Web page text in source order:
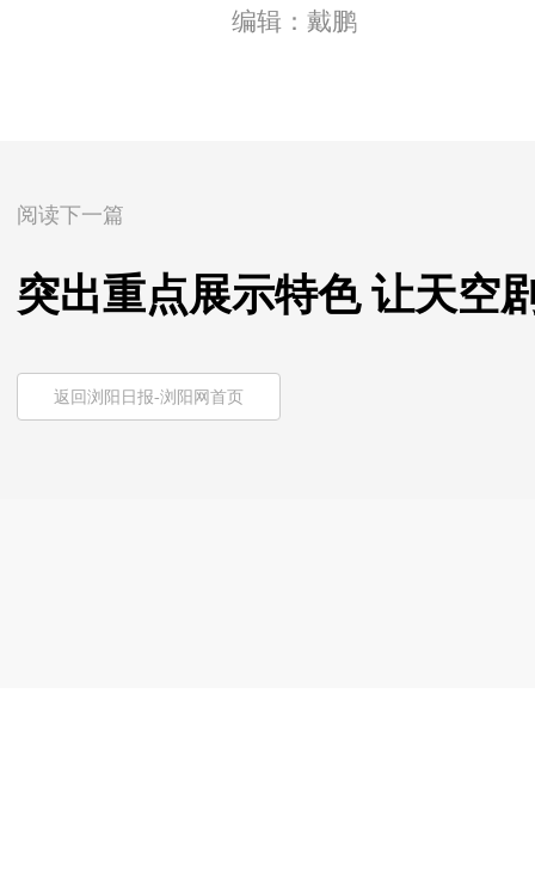
编辑：戴鹏
阅读下一篇
突出重点展示特色 让天空
返回浏阳日报-浏阳网首页